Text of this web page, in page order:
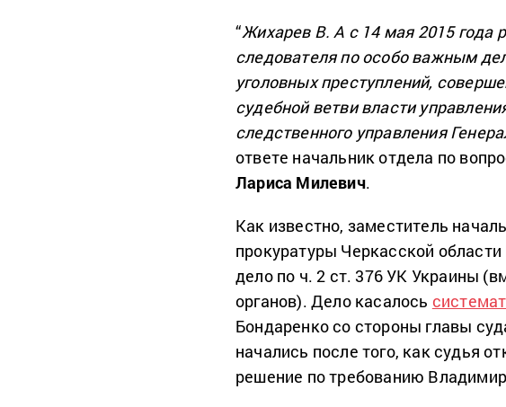
“Жихарев В. А с 14 мая 2015 года
следователя по особо важным
уголовных преступлений,
судебной ветви власти
следственного управления
ответе начальник отдела по
Лариса Милевич.
Как известно, заместитель
прокуратуры Черкасской
дело по ч. 2 ст. 376 УК Украины
органов). Дело касалось
Бондаренко со стороны главы
начались после того, как судья
решение по требованию